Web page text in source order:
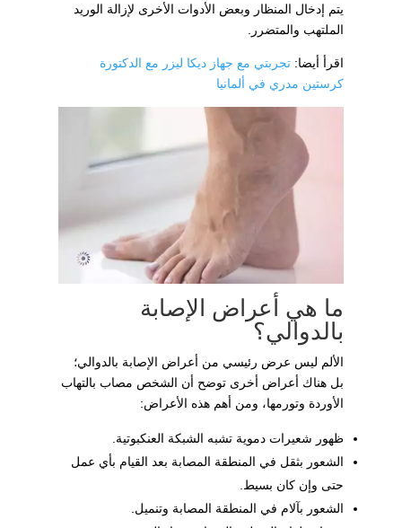
يتم إدخال المنظار وبعض الأدوات الأخرى لإزالة الوريد
الملتهب والمتضرر.
اقرأ أيضا: تجربتي مع جهاز ديكا ليزر مع الدكتورة
كرستين مدري في ألمانيا
ما هي أعراض الإصابة
بالدوالي؟
الألم ليس عرض رئيسي من أعراض الإصابة بالدوالي؛
بل هناك أعراض أخرى توضح أن الشخص مصاب بالتهاب
الأوردة وتورمها، ومن أهم هذه الأعراض:
ظهور شعيرات دموية تشبه الشبكة العنكبوتية.
الشعور بثقل في المنطقة المصابة بعد القيام بأي عمل
حتى وإن كان بسيط.
الشعور بآلام في المنطقة المصابة وتنميل.